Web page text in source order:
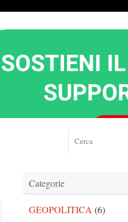
Categorie
GEOPOLITICA (6)